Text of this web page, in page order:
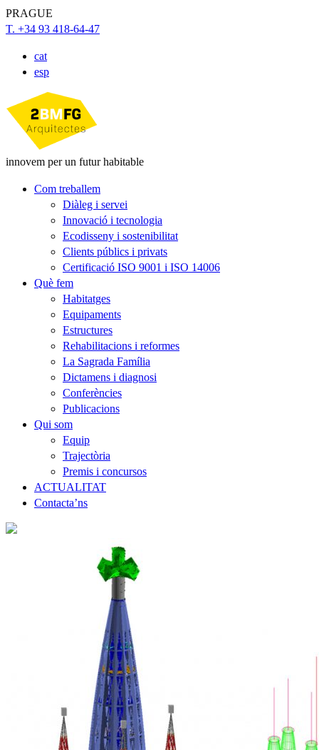
PRAGUE
T. +34 93 418-64-47
cat
esp
innovem per un futur habitable
Com treballem
Diàleg i servei
Innovació i tecnologia
Ecodisseny i sostenibilitat
Clients públics i privats
Certificació ISO 9001 i ISO 14006
Què fem
Habitatges
Equipaments
Estructures
Rehabilitacions i reformes
La Sagrada Família
Dictamens i diagnosi
Conferències
Publicacions
Qui som
Equip
Trajectòria
Premis i concursos
ACTUALITAT
Contacta’ns